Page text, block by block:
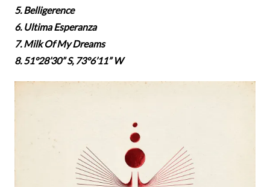
5. Belligerence
6. Ultima Esperanza
7. Milk Of My Dreams
8. 51°28’30” S, 73°6’11” W